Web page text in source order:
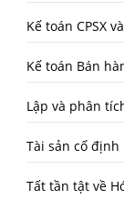
Kế toán CPSX
Kế toán Bán
Lập và phân
Tài sản cố định
Tất tần tật về